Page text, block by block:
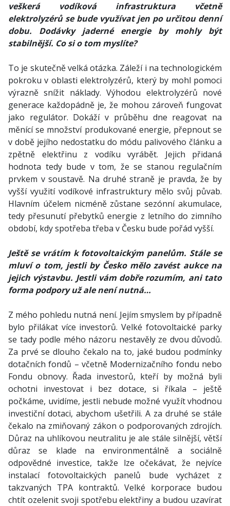
veškerá vodíková infrastruktura včetně
elektrolyzérů se bude využívat jen po určitou denní
dobu. Dodávky jaderné energie by mohly být
stabilnější. Co si o tom myslíte?
To je skutečně velká otázka. Záleží i na technologickém
pokroku v oblasti elektrolyzérů, který by mohl pomoci
výrazně snížit náklady. Výhodou elektrolyzérů nové
generace každopádně je, že mohou zároveň fungovat
jako regulátor. Dokáží v průběhu dne reagovat na
měnící se množství produkované energie, přepnout se
v době jejího nedostatku do módu palivového článku a
zpětně elektřinu z vodíku vyrábět. Jejich přidaná
hodnota tedy bude v tom, že se stanou regulačním
prvkem v soustavě. Na druhé straně je pravda, že by
vyšší využití vodíkové infrastruktury mělo svůj půvab.
Hlavním účelem nicméně zůstane sezónní akumulace,
tedy přesunutí přebytků energie z letního do zimního
období, kdy spotřeba třeba v Česku bude pořád vyšší.
Ještě se vrátím k fotovoltaickým panelům. Stále se
mluví o tom, jestli by Česko mělo zavést aukce na
jejich výstavbu. Jestli vám dobře rozumím, ani tato
forma podpory už ale není nutná…
Z mého pohledu nutná není. Jejím smyslem by případně
bylo přilákat více investorů. Velké fotovoltaické parky
se tady podle mého názoru nestavěly ze dvou důvodů.
Za prvé se dlouho čekalo na to, jaké budou podmínky
dotačních fondů – včetně Modernizačního fondu nebo
Fondu obnovy. Řada investorů, kteří by možná byli
ochotni investovat i bez dotace, si říkala – ještě
počkáme, uvidíme, jestli nebude možné využít vhodnou
investiční dotaci, abychom ušetřili. A za druhé se stále
čekalo na zmiňovaný zákon o podporovaných zdrojích.
Důraz na uhlíkovou neutralitu je ale stále silnější, větší
důraz se klade na environmentálně a sociálně
odpovědné investice, takže lze očekávat, že nejvíce
instalací fotovoltaických panelů bude vycházet z
takzvaných TPA kontraktů. Velké korporace budou
chtít ozelenit svoji spotřebu elektřiny a budou uzavírat